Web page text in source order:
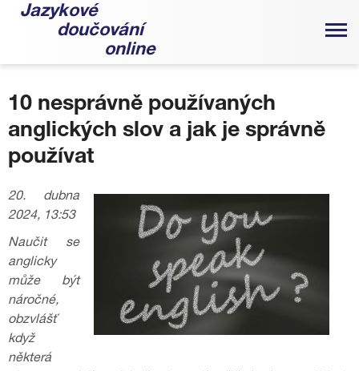
Jazykové
doučování
online
10 nesprávně používaných
anglických slov a jak je správně
používat
20. dubna
2024, 13:53
Naučit se
anglicky
může být
náročné,
obzvlášť
když
některá